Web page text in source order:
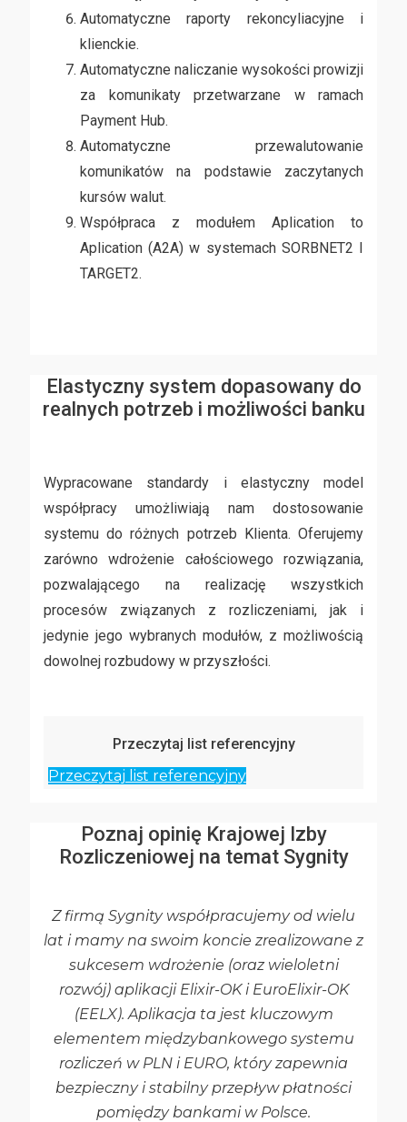
Automatyczne raporty rekoncyliacyjne i
klienckie.
Automatyczne naliczanie wysokości prowizji
za komunikaty przetwarzane w ramach
Payment Hub.
Automatyczne przewalutowanie
komunikatów na podstawie zaczytanych
kursów walut.
Współpraca z modułem Aplication to
Aplication (A2A) w systemach SORBNET2 I
TARGET2.
Elastyczny system dopasowany do
realnych potrzeb i możliwości banku
Wypracowane standardy i elastyczny model
współpracy umożliwiają nam dostosowanie
systemu do różnych potrzeb Klienta. Oferujemy
zarówno wdrożenie całościowego rozwiązania,
pozwalającego na realizację wszystkich
procesów związanych z rozliczeniami, jak i
jedynie jego wybranych modułów, z możliwością
dowolnej rozbudowy w przyszłości.
Przeczytaj list referencyjny
Przeczytaj list referencyjny
Poznaj opinię Krajowej Izby
Rozliczeniowej na temat Sygnity
Z firmą Sygnity współpracujemy od wielu
lat i mamy na swoim koncie zrealizowane z
sukcesem wdrożenie (oraz wieloletni
rozwój) aplikacji Elixir-OK i EuroElixir-OK
(EELX). Aplikacja ta jest kluczowym
elementem międzybankowego systemu
rozliczeń w PLN i EURO, który zapewnia
bezpieczny i stabilny przepływ płatności
pomiędzy bankami w Polsce.